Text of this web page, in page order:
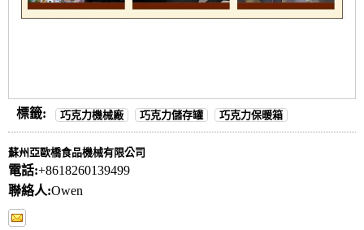
標籤: 巧克力機械廠 巧克力儲存罐 巧克力保暖箱
蘇州亞歐橋食品機械有限公司
電話:+8618260139499
聯絡人:Owen